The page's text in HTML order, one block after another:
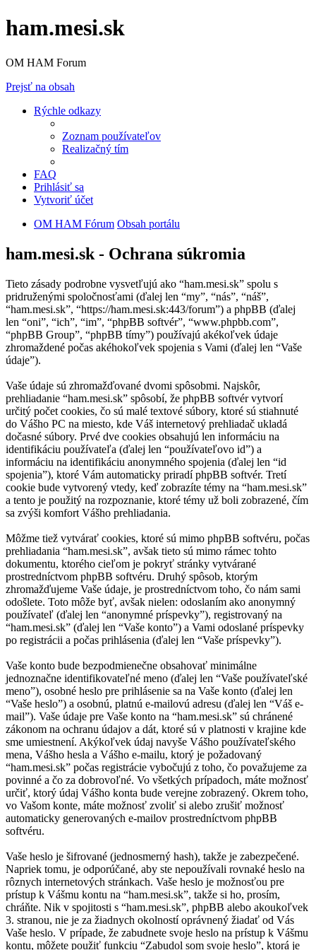
ham.mesi.sk
OM HAM Forum
Prejsť na obsah
Rýchle odkazy
Zoznam používateľov
Realizačný tím
FAQ
Prihlásiť sa
Vytvoriť účet
OM HAM Fórum Obsah portálu
ham.mesi.sk - Ochrana súkromia
Tieto zásady podrobne vysvetľujú ako “ham.mesi.sk” spolu s
pridruženými spoločnosťami (ďalej len “my”, “nás”, “náš”,
“ham.mesi.sk”, “https://ham.mesi.sk:443/forum”) a phpBB (ďalej
len “oni”, “ich”, “im”, “phpBB softvér”, “www.phpbb.com”,
“phpBB Group”, “phpBB tímy”) používajú akékoľvek údaje
zhromaždené počas akéhokoľvek spojenia s Vami (ďalej len “Vaše
údaje”).
Vaše údaje sú zhromažďované dvomi spôsobmi. Najskôr,
prehliadanie “ham.mesi.sk” spôsobí, že phpBB softvér vytvorí
určitý počet cookies, čo sú malé textové súbory, ktoré sú stiahnuté
do Vášho PC na miesto, kde Váš internetový prehliadač ukladá
dočasné súbory. Prvé dve cookies obsahujú len informáciu na
identifikáciu používateľa (ďalej len “používateľovo id”) a
informáciu na identifikáciu anonymného spojenia (ďalej len “id
spojenia”), ktoré Vám automaticky priradí phpBB softvér. Tretí
cookie bude vytvorený vtedy, keď zobrazíte témy na “ham.mesi.sk”
a tento je použitý na rozpoznanie, ktoré témy už boli zobrazené, čím
sa zvýši komfort Vášho prehliadania.
Môžme tiež vytvárať cookies, ktoré sú mimo phpBB softvéru, počas
prehliadania “ham.mesi.sk”, avšak tieto sú mimo rámec tohto
dokumentu, ktorého cieľom je pokryť stránky vytvárané
prostredníctvom phpBB softvéru. Druhý spôsob, ktorým
zhromažďujeme Vaše údaje, je prostredníctvom toho, čo nám sami
odošlete. Toto môže byť, avšak nielen: odoslaním ako anonymný
používateľ (ďalej len “anonymné príspevky”), registrovaný na
“ham.mesi.sk” (ďalej len “Vaše konto”) a Vami odoslané príspevky
po registrácii a počas prihlásenia (ďalej len “Vaše príspevky”).
Vaše konto bude bezpodmienečne obsahovať minimálne
jednoznačne identifikovateľné meno (ďalej len “Vaše používateľské
meno”), osobné heslo pre prihlásenie sa na Vaše konto (ďalej len
“Vaše heslo”) a osobnú, platnú e-mailovú adresu (ďalej len “Váš e-
mail”). Vaše údaje pre Vaše konto na “ham.mesi.sk” sú chránené
zákonom na ochranu údajov a dát, ktoré sú v platnosti v krajine kde
sme umiestnení. Akýkoľvek údaj navyše Vášho používateľského
mena, Vášho hesla a Vášho e-mailu, ktorý je požadovaný
“ham.mesi.sk” počas registrácie vybočujú z toho, čo považujeme za
povinné a čo za dobrovoľné. Vo všetkých prípadoch, máte možnosť
určiť, ktorý údaj Vášho konta bude verejne zobrazený. Okrem toho,
vo Vašom konte, máte možnosť zvoliť si alebo zrušiť možnosť
automaticky generovaných e-mailov prostredníctvom phpBB
softvéru.
Vaše heslo je šifrované (jednosmerný hash), takže je zabezpečené.
Napriek tomu, je odporúčané, aby ste nepoužívali rovnaké heslo na
rôznych internetových stránkach. Vaše heslo je možnosťou pre
prístup k Vášmu kontu na “ham.mesi.sk”, takže si ho, prosím,
chráňte. Nik v spojitosti s “ham.mesi.sk”, phpBB alebo akoukoľvek
3. stranou, nie je za žiadnych okolností oprávnený žiadať od Vás
Vaše heslo. V prípade, že zabudnete svoje heslo na prístup k Vášmu
kontu, môžete použiť funkciu “Zabudol som svoje heslo”, ktorá je